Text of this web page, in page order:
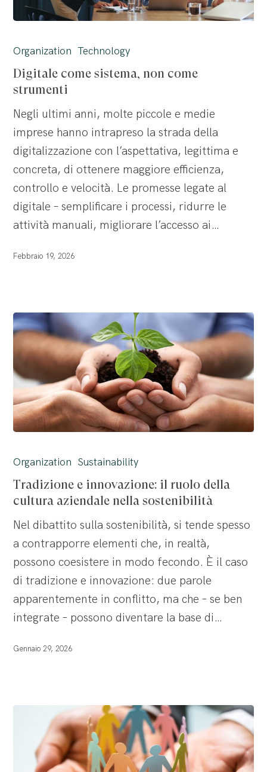
come
sistema,
non
strumenti
Organization Technology
Digitale come sistema, non come
strumenti
Negli ultimi anni, molte piccole e medie
imprese hanno intrapreso la strada della
digitalizzazione con l’aspettativa, legittima e
concreta, di ottenere maggiore efficienza,
controllo e velocità. Le promesse legate al
digitale – semplificare i processi, ridurre le
attività manuali, migliorare l’accesso ai…
Febbraio 19, 2026
e
innovazione:
il
della
cultura
aziendale
nella
sostenibilità
Organization Sustainability
Tradizione e innovazione: il ruolo della
cultura aziendale nella sostenibilità
Nel dibattito sulla sostenibilità, si tende spesso
a contrapporre elementi che, in realtà,
possono coesistere in modo fecondo. È il caso
di tradizione e innovazione: due parole
apparentemente in conflitto, ma che – se ben
integrate – possono diventare la base di…
Gennaio 29, 2026